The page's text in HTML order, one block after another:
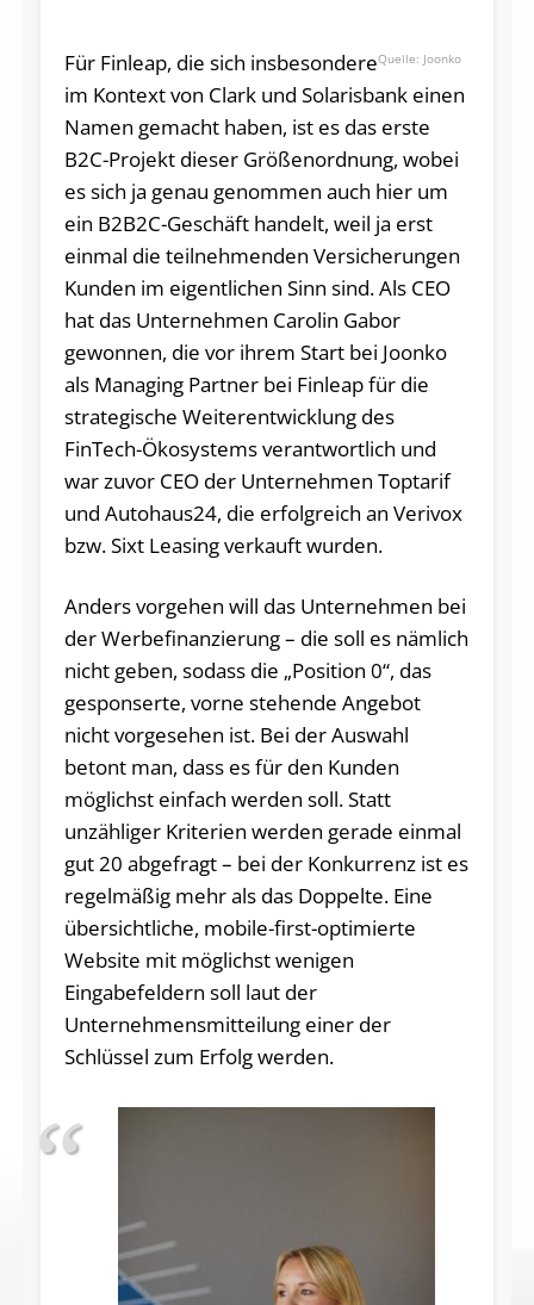
Joonko
Für Finleap, die sich insbesondere
im Kontext von Clark und Solarisbank einen
Namen gemacht haben, ist es das erste
B2C-Projekt dieser Größenordnung, wobei
es sich ja genau genommen auch hier um
ein B2B2C-Geschäft handelt, weil ja erst
einmal die teilnehmenden Versicherungen
Kunden im eigentlichen Sinn sind. Als CEO
hat das Unternehmen Carolin Gabor
gewonnen, die vor ihrem Start bei Joonko
als Managing Partner bei Finleap für die
strategische Weiterentwicklung des
FinTech-Ökosystems verantwortlich und
war zuvor CEO der Unternehmen Toptarif
und Autohaus24, die erfolgreich an Verivox
bzw. Sixt Leasing verkauft wurden.
Anders vorgehen will das Unternehmen bei
der Werbefinanzierung – die soll es nämlich
nicht geben, sodass die „Position 0“, das
gesponserte, vorne stehende Angebot
nicht vorgesehen ist. Bei der Auswahl
betont man, dass es für den Kunden
möglichst einfach werden soll. Statt
unzähliger Kriterien werden gerade einmal
gut 20 abgefragt – bei der Konkurrenz ist es
regelmäßig mehr als das Doppelte. Eine
übersichtliche, mobile-first-optimierte
Website mit möglichst wenigen
Eingabefeldern soll laut der
Unternehmensmitteilung einer der
Schlüssel zum Erfolg werden.